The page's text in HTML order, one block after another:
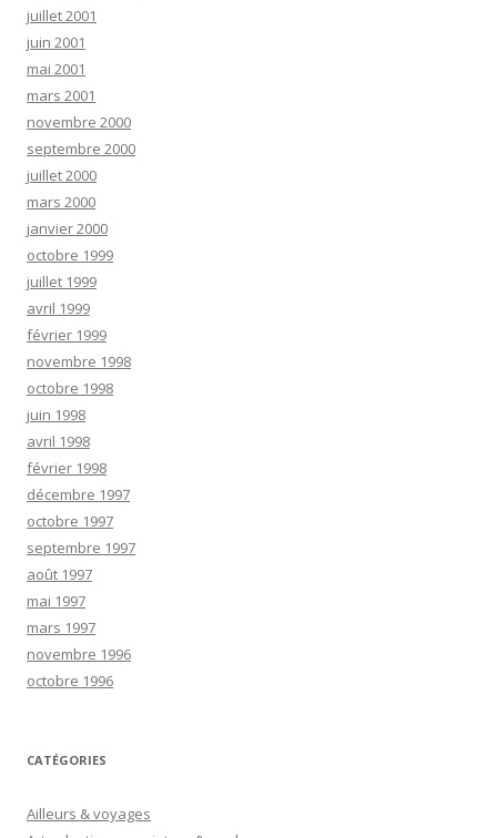
juillet 2001
juin 2001
mai 2001
mars 2001
novembre 2000
septembre 2000
juillet 2000
mars 2000
janvier 2000
octobre 1999
juillet 1999
avril 1999
février 1999
novembre 1998
octobre 1998
juin 1998
avril 1998
février 1998
décembre 1997
octobre 1997
septembre 1997
août 1997
mai 1997
mars 1997
novembre 1996
octobre 1996
CATÉGORIES
Ailleurs & voyages